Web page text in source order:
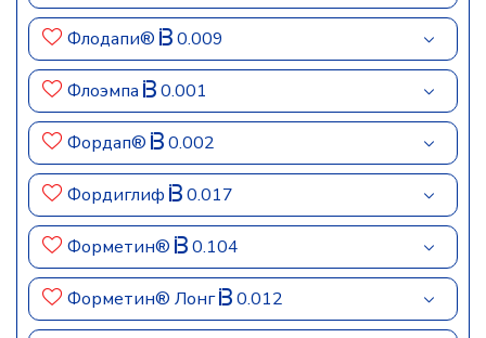
Флодапи® 0.009
Флоэмпа 0.001
Фордап® 0.002
Фордиглиф 0.017
Форметин® 0.104
Форметин® Лонг 0.012